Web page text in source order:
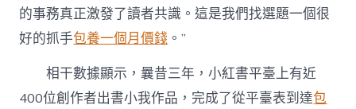
的事務真正激發了讀者共識。這是我們找選題一個很
好的抓手包養一個月價錢 。”
相干數據顯示，曩昔三年，小紅書平臺上有近
400位創作者出書小我作品，完成了從平臺表到達包